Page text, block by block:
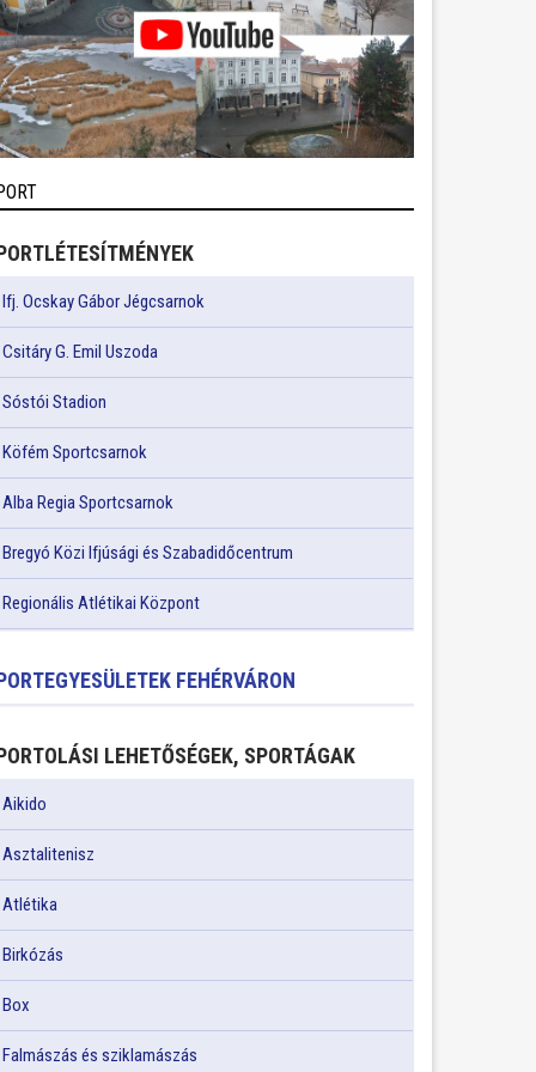
Ifj. Ocskay Gábor Jégcsarnok
Csitáry G. Emil Uszoda
Sóstói Stadion
Köfém Sportcsarnok
Alba Regia Sportcsarnok
Bregyó Közi Ifjúsági és Szabadidőcentrum
Regionális Atlétikai Központ
FEHÉRVÁRON
LEHETŐSÉGEK, SPORTÁGAK
Aikido
Asztalitenisz
Atlétika
Birkózás
Box
Falmászás és sziklamászás